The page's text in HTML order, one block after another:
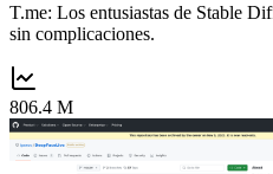
T.me: Los entusiastas de Stable
sin complicaciones.
806.4 M